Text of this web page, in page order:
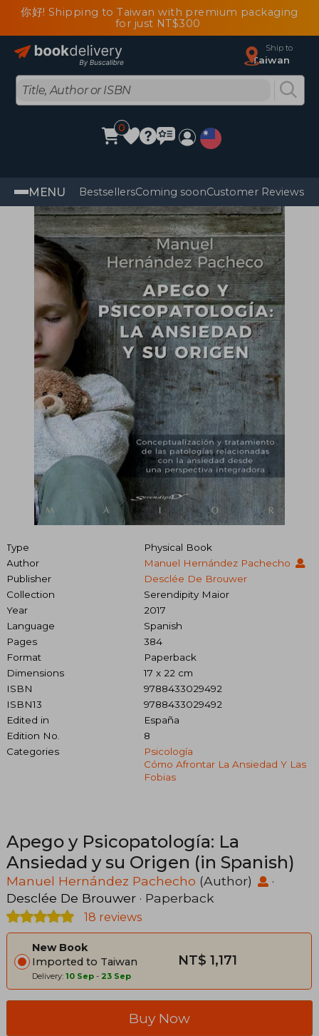
你好! Shipping to Taiwan with premium packaging
for just NT$300
Ship to
Taiwan
0
MENU BestsellersComing soonCustomer Reviews
Type
Physical Book
Author
Manuel Hernández Pachecho
Publisher
Desclée De Brouwer
Collection
Serendipity Maior
Year
2017
Language
Spanish
Pages
384
Format
Paperback
Dimensions
17 x 22 cm
ISBN
9788433029492
ISBN13
9788433029492
Edited in
España
Edition No.
8
Categories
Psicología
Cómo Afrontar La Ansiedad Y Las
Fobias
Apego y Psicopatología: La
Ansiedad y su Origen (in Spanish)
Manuel Hernández Pachecho (Author)
·
Desclée De Brouwer · Paperback
18 reviews
New Book
Imported to Taiwan
Delivery: 10 Sep - 23 Sep
NT$ 1,171
Buy Now